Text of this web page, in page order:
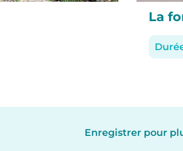
La
Enregistrer pour